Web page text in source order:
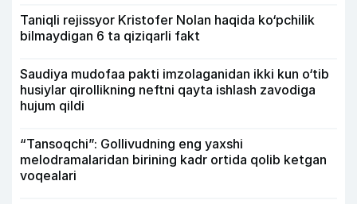
Taniqli rejissyor Kristofer Nolan haqida ko‘pchilik
bilmaydigan 6 ta qiziqarli fakt
Saudiya mudofaa pakti imzolaganidan ikki kun o‘tib
husiylar qirollikning neftni qayta ishlash zavodiga
hujum qildi
“Tansoqchi”: Gollivudning eng yaxshi
melodramalaridan birining kadr ortida qolib ketgan
voqealari